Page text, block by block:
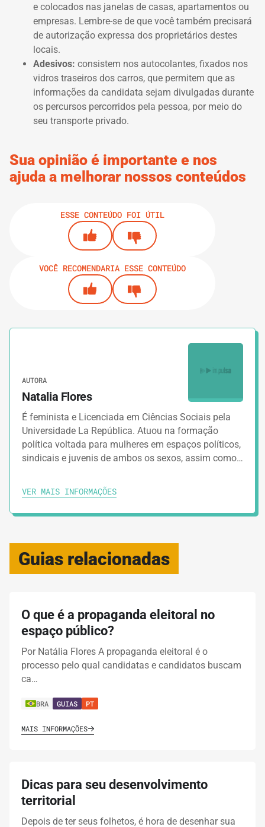
e colocados nas janelas de casas, apartamentos ou
empresas. Lembre-se de que você também precisará
de autorização expressa dos proprietários destes
locais.
Adesivos: consistem nos autocolantes, fixados nos
vidros traseiros dos carros, que permitem que as
informações da candidata sejam divulgadas durante
os percursos percorridos pela pessoa, por meio do
seu transporte privado.
Sua opinião é importante e nos
ajuda a melhorar nossos conteúdos
ESSE CONTEÚDO FOI ÚTIL
VOCÊ RECOMENDARIA ESSE CONTEÚDO
AUTORA
Natalia Flores
É feminista e Licenciada em Ciências Sociais pela
Universidade La República. Atuou na formação
política voltada para mulheres em espaços políticos,
sindicais e juvenis de ambos os sexos, assim como…
VER MAIS INFORMAÇÕES
Guias relacionadas
O que é a propaganda eleitoral no
espaço público?
Por Natália Flores A propaganda eleitoral é o
processo pelo qual candidatas e candidatos buscam
ca…
BRA GUIAS PT
MAIS INFORMAÇÕES
Dicas para seu desenvolvimento
territorial
Depois de ter seus folhetos, é hora de desenhar sua